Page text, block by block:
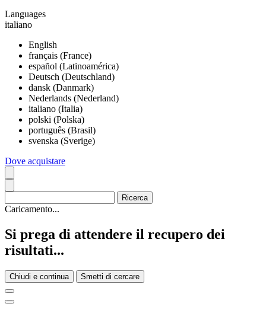
Languages
italiano
English
français (France)
español (Latinoamérica)
Deutsch (Deutschland)
dansk (Danmark)
Nederlands (Nederland)
italiano (Italia)
polski (Polska)
português (Brasil)
svenska (Sverige)
Dove acquistare
Caricamento...
Si prega di attendere il recupero dei
risultati...
Chiudi e continua Smetti di cercare